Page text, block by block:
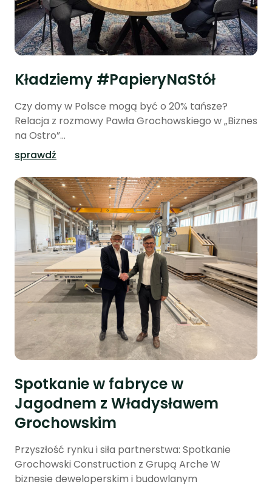
Kładziemy #PapieryNaStół
Czy domy w Polsce mogą być o 20% tańsze?
Relacja z rozmowy Pawła Grochowskiego w „Biznes
na Ostro”...
sprawdź
Spotkanie w fabryce w
Jagodnem z Władysławem
Grochowskim
Przyszłość rynku i siła partnerstwa: Spotkanie
Grochowski Construction z Grupą Arche W
biznesie deweloperskim i budowlanym